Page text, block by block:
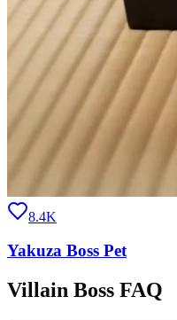
8.4K
Yakuza Boss Pet
Villain Boss FAQ